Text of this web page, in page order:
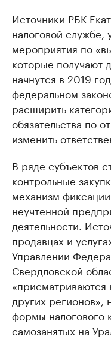
Источники РБК
налоговой службе,
мероприятия по
которые получают
начнутся в 2019
федеральном
расширить
обязательства по
изменить
В ряде субъектов
контрольные
механизм
неучтенной
деятельности.
продавцах и
Управлении
Свердловской
других регионов»,
формы налогового
самозанятых на